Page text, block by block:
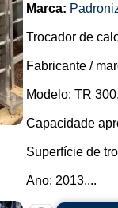
Marca:
Trocador de
Fabricante /
Modelo: TR
Capacidade
Superfície de
Ano: 2013....